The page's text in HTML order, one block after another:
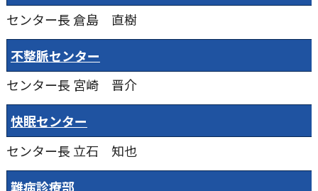
センター長倉島 直樹
不整脈センター
センター長 宮崎 晋介
快眠センター
センター長 立石 知也
難病診療部